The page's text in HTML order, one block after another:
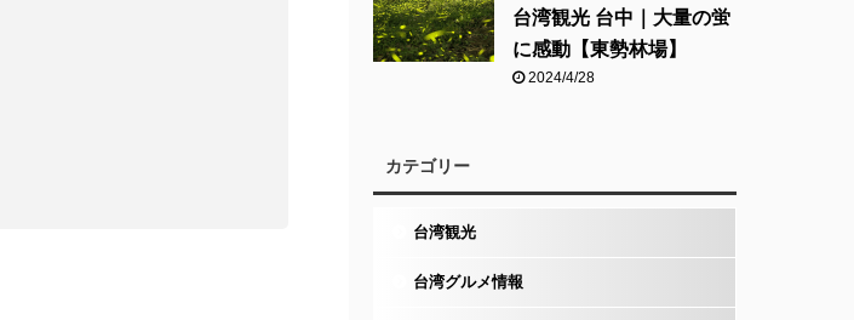
台湾観光 台中｜大量の蛍
に感動【東勢林場】
2024/4/28
カテゴリー
台湾観光
台湾グルメ情報